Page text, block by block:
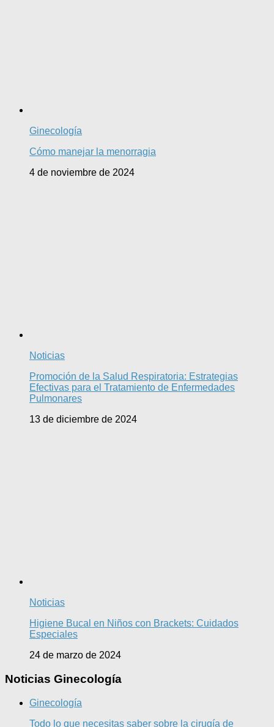
Ginecología
Cómo manejar la menorragia
4 de noviembre de 2024
Noticias
Promoción de la Salud Respiratoria: Estrategias
Efectivas para el Tratamiento de Enfermedades
Pulmonares
13 de diciembre de 2024
Noticias
Higiene Bucal en Niños con Brackets: Cuidados
Especiales
24 de marzo de 2024
Noticias Ginecología
Ginecología
Todo lo que necesitas saber sobre la cirugía de